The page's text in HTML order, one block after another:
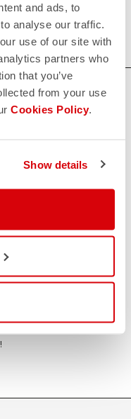
and ads, to
analyse our traffic.
use of our site with
partners who
that you’ve
from your use
Cookies Policy.
Show details
us at
brauchen, keine